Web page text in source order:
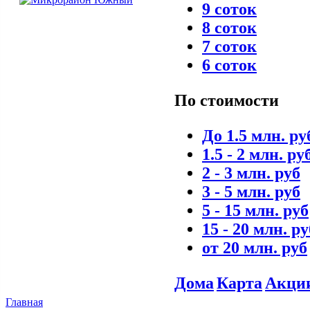
9 соток
8 соток
7 соток
6 соток
По стоимости
До 1.5 млн.
1.5 - 2 млн.
2 - 3 млн. руб
3 - 5 млн. руб
5 - 15 млн. руб
15 - 20 млн.
от 20 млн. руб
ДомаКарта
Главная